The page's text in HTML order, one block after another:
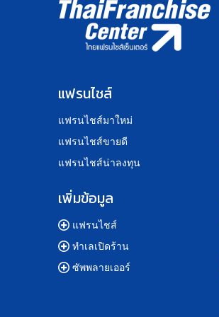
แฟรนไชส์
แฟรนไชส์มาใหม่
แฟรนไชส์ขายดี
แฟรนไชส์น่าลงทุน
เพิ่มข้อมูล
แฟรนไชส์
ทำเลเปิดร้าน
ซัพพลายเออร์